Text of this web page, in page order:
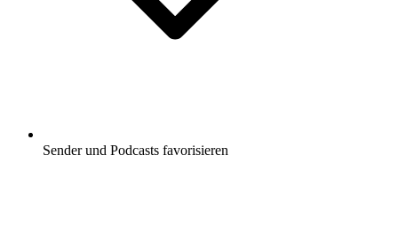
Sender und Podcasts favorisieren